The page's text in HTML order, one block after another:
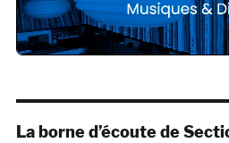
La borne d’écoute de